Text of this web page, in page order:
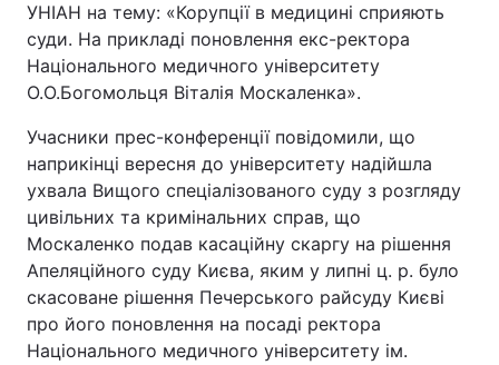
УНІАН на тему: «Корупції в медицині сприяють
суди. На прикладі поновлення екс-ректора
Національного медичного університету
О.О.Богомольця Віталія Москаленка».
Учасники прес-конференції повідомили, що
наприкінці вересня до університету надійшла
ухвала Вищого спеціалізованого суду з розгляду
цивільних та кримінальних справ, що
Москаленко подав касаційну скаргу на рішення
Апеляційного суду Києва, яким у липні ц. р. було
скасоване рішення Печерського райсуду Києві
про його поновлення на посаді ректора
Національного медичного університету ім.